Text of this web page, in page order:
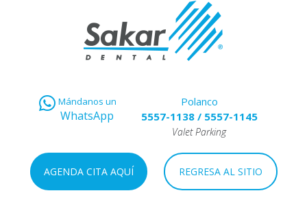
Mándanos un
WhatsApp
Polanco
5557-1138/ 5557-1145
Valet Parking
AGENDA CITA AQUÍ REGRESA AL SITIO